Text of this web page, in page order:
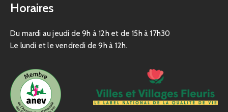
Horaires
Du mardi au jeudi de 9h à 12h et de 15h à 17h30
Le lundi et le vendredi de 9h à 12h.